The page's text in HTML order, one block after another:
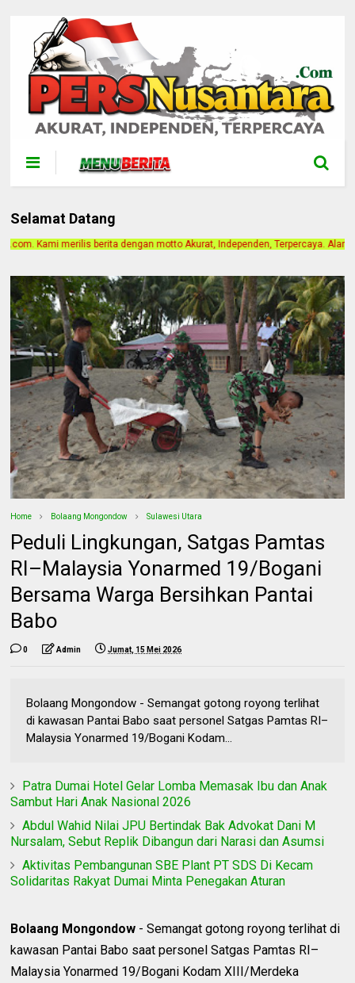
Selamat Datang
motto Akurat, Independen, Terpercaya. Alamat Kantor Jalan Bintan
Home Bolaang Mongondow Sulawesi Utara
Peduli Lingkungan, Satgas Pamtas
RI–Malaysia Yonarmed 19/Bogani
Bersama Warga Bersihkan Pantai
Babo
0 Admin Jumat, 15 Mei 2026
Bolaang Mongondow - Semangat gotong royong terlihat
di kawasan Pantai Babo saat personel Satgas Pamtas RI–
Malaysia Yonarmed 19/Bogani Kodam...
Patra Dumai Hotel Gelar Lomba Memasak Ibu dan Anak
Sambut Hari Anak Nasional 2026
Abdul Wahid Nilai JPU Bertindak Bak Advokat Dani M
Nursalam, Sebut Replik Dibangun dari Narasi dan Asumsi
Aktivitas Pembangunan SBE Plant PT SDS Di Kecam
Solidaritas Rakyat Dumai Minta Penegakan Aturan
Bolaang Mongondow - Semangat gotong royong terlihat di
kawasan Pantai Babo saat personel Satgas Pamtas RI–
Malaysia Yonarmed 19/Bogani Kodam XIII/Merdeka